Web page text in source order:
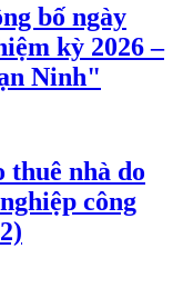
bố ngày
kỳ 2026 –
Ninh"
thuê nhà do
công